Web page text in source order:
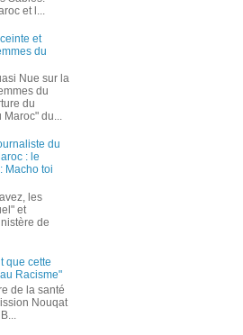
et l...
et
du
Nue sur la
du
du
Maroc" du...
du
: le
Macho toi
les
et
de
que cette
Racisme"
de la santé
Nouqat